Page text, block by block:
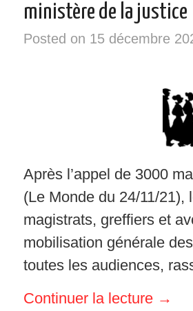
ministère de la justice
Posted on 15 décembre
Après l’appel de 3000
(Le Monde du 24/11/
magistrats, greffiers et
mobilisation générale
toutes les audiences,
Continuer la lecture →